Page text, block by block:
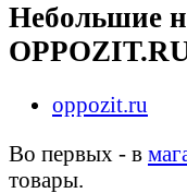
Небольшие
oppozit.ru
Во первых - в
товары.